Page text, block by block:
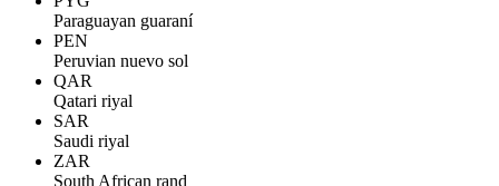
Paraguayan guaraní
PEN
Peruvian nuevo sol
QAR
Qatari riyal
SAR
Saudi riyal
ZAR
South African rand